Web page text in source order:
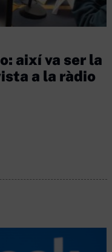
així va ser la
a la ràdio